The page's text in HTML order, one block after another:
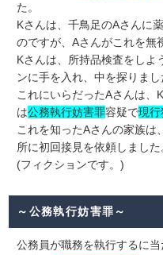
た。
Kさんは、千鳥足のAさんに
のですが、Aさんがこれを無
Kさんは、所持品検査をしよ
ンに手を入れ、中を探りまし
これにいらだったAさんは、
は公務執行妨害罪容疑で現
これを知ったAさんの家族は
所に初回接見を依頼しました
(フィクションです。)
～公務執行妨害罪～
公務員が職務を執行するに